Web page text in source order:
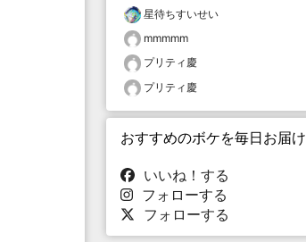
星待ちすいせい
mmmmm
プリティ慶
プリティ慶
おすすめのボケを毎日お届け
いいね！する
フォローする
フォローする